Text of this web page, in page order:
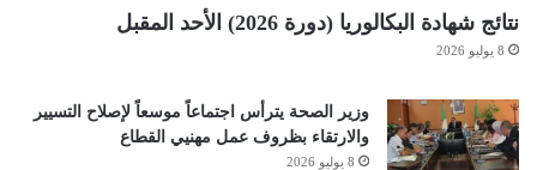
نتائج شهادة البكالوريا (دورة 2026) الأحد المقبل
8 يوليو 2026
وزير الصحة يترأس اجتماعاً موسعاً لإصلاح التسيير
والارتقاء بظروف عمل مهنيي القطاع
8 يوليو 2026